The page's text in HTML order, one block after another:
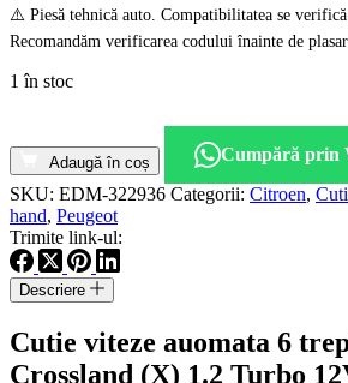
⚠️ Piesă tehnică auto. Compatibilitatea se
Recomandăm verificarea codului înainte de
1 în stoc
Cutie
viteze
auomata
6
trepte
Opel
Crossland
(X)
Turbo
12V
Adaugă în coș
Cumpără prin
SKU: EDM-322936 Categorii: Citroen,
hand, Peugeot
Trimite link-ul:
Descriere
Cutie viteze auomata 6
Crossland (X) 1.2 Turbo